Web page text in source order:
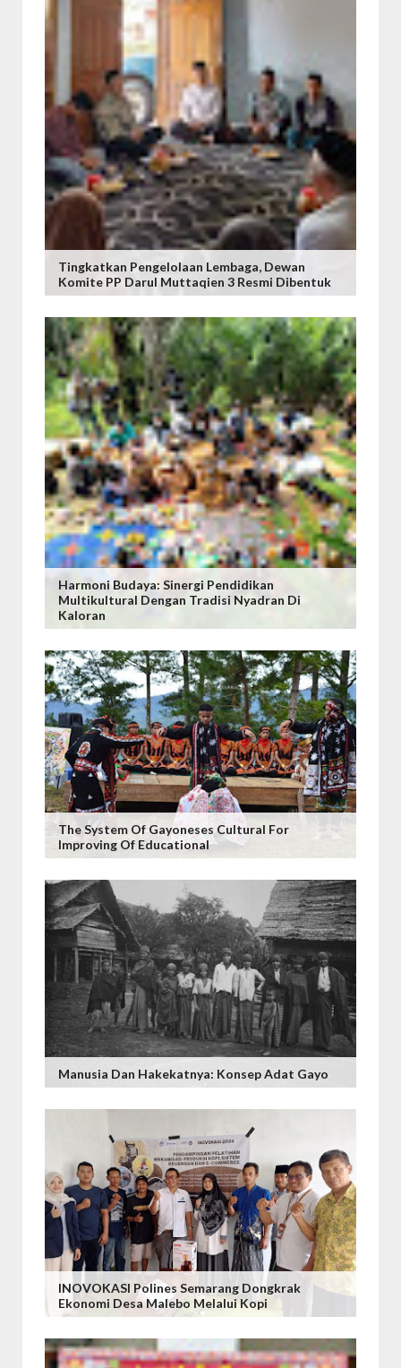
Tingkatkan Pengelolaan Lembaga, Dewan
Komite PP Darul Muttaqien 3 Resmi Dibentuk
Harmoni Budaya: Sinergi Pendidikan
Multikultural Dengan Tradisi Nyadran Di
Kaloran
The System Of Gayoneses Cultural For
Improving Of Educational
Manusia Dan Hakekatnya: Konsep Adat Gayo
INOVOKASI Polines Semarang Dongkrak
Ekonomi Desa Malebo Melalui Kopi